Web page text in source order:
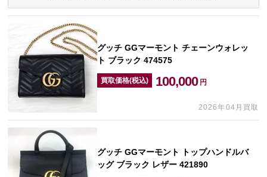
グッチ GGマーモント チェーンウォレッ
ト ブラック 474575
買取価格(税込) 100,000 円
2026年04月買取
グッチ GGマーモント トップハンドルバ
ッグ ブラック レザー 421890